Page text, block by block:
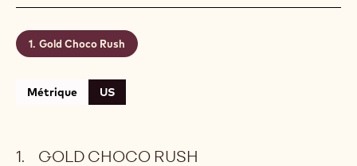
Gold Choco Rush
Métrique US
GOLD CHOCO RUSH